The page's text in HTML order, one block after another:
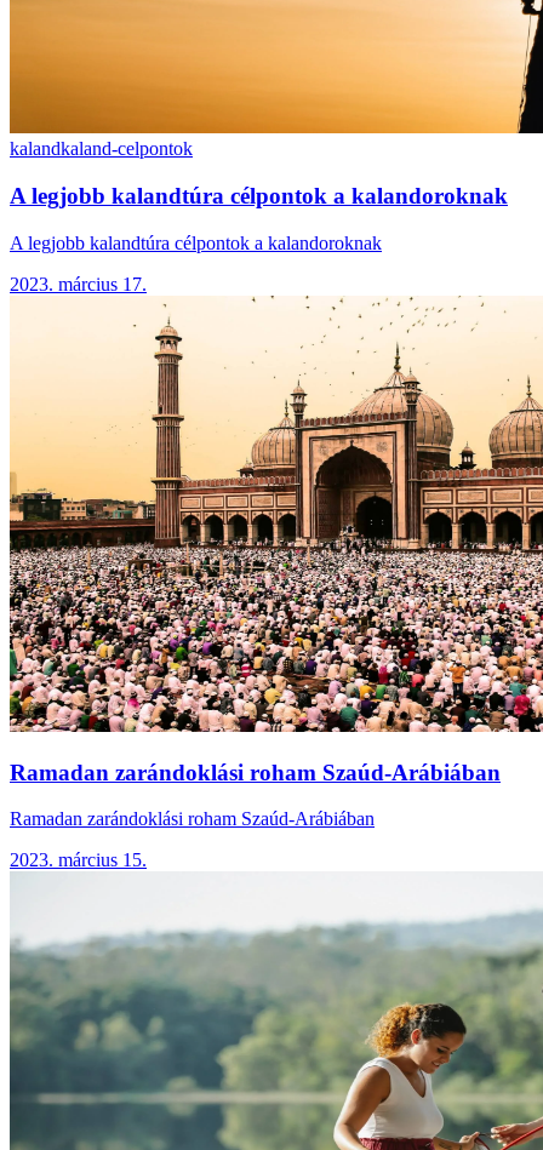
kalandkaland-celpontok
A legjobb kalandtúra célpontok a kalandoroknak
A legjobb kalandtúra célpontok a kalandoroknak
2023. március 17.
Ramadan zarándoklási roham Szaúd-Arábiában
Ramadan zarándoklási roham Szaúd-Arábiában
2023. március 15.